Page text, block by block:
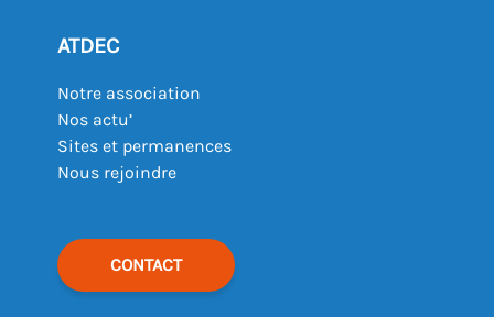
ATDEC
Notre association
Nos actu’
Sites et permanences
Nous rejoindre
CONTACT